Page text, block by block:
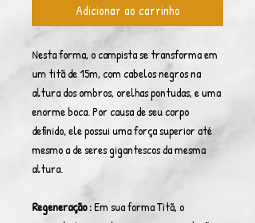
Adicionar ao carrinho
Nesta forma, o campista se transforma em
um titã de 15m, com cabelos negros na
altura dos ombros, orelhas pontudas, e uma
enorme boca. Por causa de seu corpo
definido, ele possui uma força superior até
mesmo a de seres gigantescos da mesma
altura.
Regeneração :Em sua forma Titã, o